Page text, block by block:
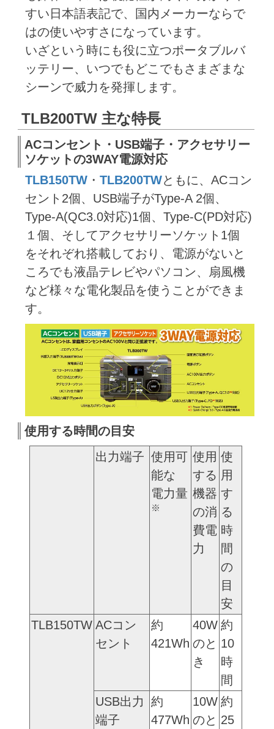
すい日本語表記で、国内メーカーならで
はの使いやすさになっています。
いざという時にも役に立つポータブルバ
ッテリー、いつでもどこでもさまざまな
シーンで威力を発揮します。
TLB200TW 主な特長
ACコンセント・USB端子・アクセサリー
ソケットの3WAY電源対応
TLB150TW・ TLB200TWともに、ACコン
セント2個、USB端子がType-A 2個、
Type-A(QC3.0対応)1個、Type-C(PD対応)
１個、そしてアクセサリーソケット1個
をそれぞれ搭載しており、電源がないと
ころでも液晶テレビやパソコン、扇風機
など様々な電化製品を使うことができま
す。
使用する時間の目安
出力端子 使用可
能な
電力量
※
使用
する
機器
の消
費電
力
使
用
す
る
時
間
の
目
安
TLB150TW ACコン
セント
約
421Wh
40W
のと
き
約
10
時
間
USB出力
端子
約
477Wh
10W
のと
約
25